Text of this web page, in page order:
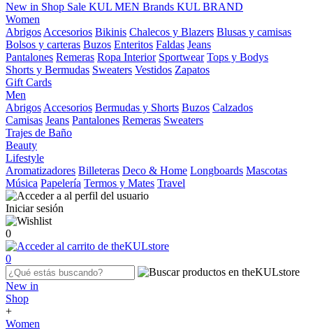
New in Shop Sale KUL MEN Brands KUL BRAND
Women
Abrigos Accesorios Bikinis Chalecos y Blazers Blusas y camisas
Bolsos y carteras Buzos Enteritos Faldas Jeans
Pantalones Remeras Ropa Interior Sportwear Tops y Bodys
Shorts y Bermudas Sweaters Vestidos Zapatos
Gift Cards
Men
Abrigos Accesorios Bermudas y Shorts Buzos Calzados
Camisas Jeans Pantalones Remeras Sweaters
Trajes de Baño
Beauty
Lifestyle
Aromatizadores Billeteras Deco & Home Longboards Mascotas
Música Papelería Termos y Mates Travel
Iniciar sesión
0
0
New in
Shop
+
Women